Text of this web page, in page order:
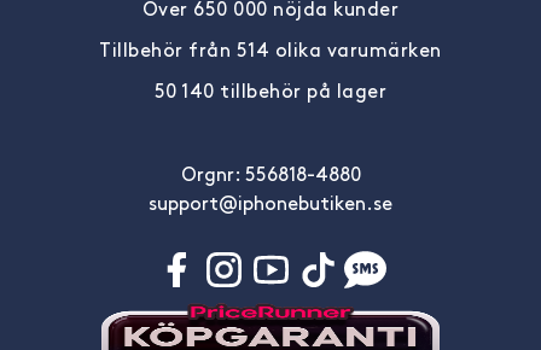
Över 650 000 nöjda kunder
Tillbehör från 514 olika varumärken
50 140 tillbehör på lager
Orgnr: 556818-4880
support@iphonebutiken.se